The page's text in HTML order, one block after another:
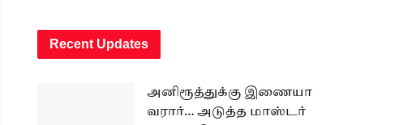
Recent Updates
அனிரூத்துக்கு இணையா
வரார்… அடுத்த மாஸ்டர்